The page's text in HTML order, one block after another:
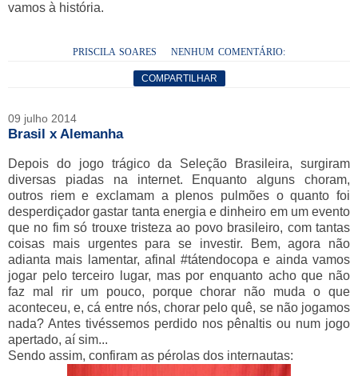
vamos à história.
PRISCILA SOARES NENHUM COMENTÁRIO:
COMPARTILHAR
09 julho 2014
Brasil x Alemanha
Depois do jogo trágico da Seleção Brasileira, surgiram
diversas piadas na internet. Enquanto alguns choram,
outros riem e exclamam a plenos pulmões o quanto foi
desperdiçador gastar tanta energia e dinheiro em um evento
que no fim só trouxe tristeza ao povo brasileiro, com tantas
coisas mais urgentes para se investir. Bem, agora não
adianta mais lamentar, afinal #tátendocopa e ainda vamos
jogar pelo terceiro lugar, mas por enquanto acho que não
faz mal rir um pouco, porque chorar não muda o que
aconteceu, e, cá entre nós, chorar pelo quê, se não jogamos
nada? Antes tivéssemos perdido nos pênaltis ou num jogo
apertado, aí sim...
Sendo assim, confiram as pérolas dos internautas: